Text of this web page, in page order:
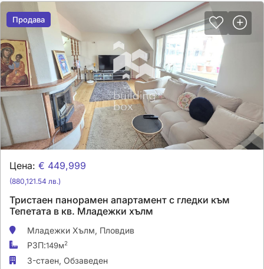
Продава
Продава
Цена: € 449,999
(880,121.54 лв.)
Тристаен панорамен апартамент с гледки към
Тепетата в кв. Младежки хълм
Младежки Хълм, Пловдив
РЗП:149м2
3-стаен, Обзаведен